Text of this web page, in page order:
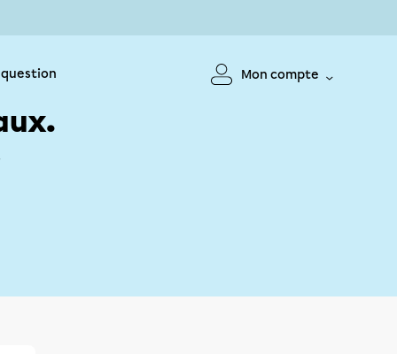
question Mon compte